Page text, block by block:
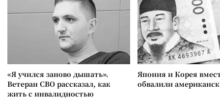
«Я учился заново дышать».
Ветеран СВО рассказал, как
жить с инвалидностью
Япония и Корея
обвалили